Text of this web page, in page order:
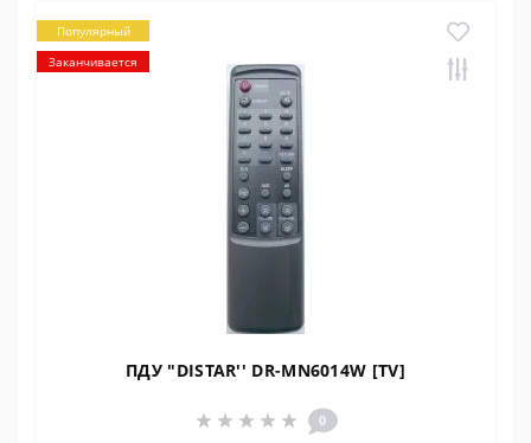
Популярный
Заканчивается
ПДУ "DISTAR'' DR-MN6014W [TV]
0